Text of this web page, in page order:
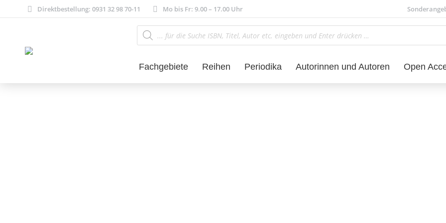
Direktbestellung: 0931 32 98 70-11 Mo bis Fr: 9.00 – 17.00 Uhr
Products
search
Fachgebiete Reihen Periodika Autorinnen und Autoren Open